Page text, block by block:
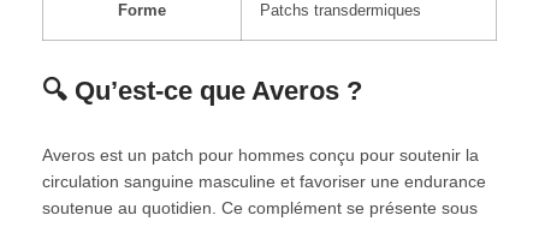
Forme Patchs transdermiques
🔍 Qu’est-ce que Averos ?
Averos est un patch pour hommes conçu pour soutenir la
circulation sanguine masculine et favoriser une endurance
soutenue au quotidien. Ce complément se présente sous